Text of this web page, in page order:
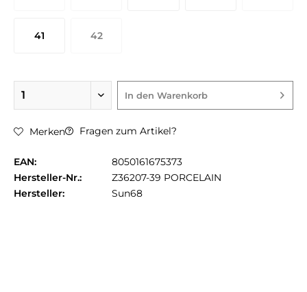
41 42
In den Warenkorb
Merken Fragen zum Artikel?
EAN:
8050161675373
Hersteller-Nr.:
Z36207-39 PORCELAIN
Hersteller:
Sun68